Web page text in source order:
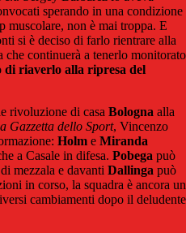
sperando in una condizione
muscolare, non è mai troppa. E
si è deciso di farlo rientrare alla
che continuerà a tenerlo monitorato
di riaverlo alla ripresa del
rivoluzione di casa Bologna alla
Gazzetta dello Sport, Vincenzo
Holm e Miranda
a Casale in difesa. Pobega può
mezzala e davanti Dallinga può
in corso, la squadra è ancora un
cambiamenti dopo il deludente